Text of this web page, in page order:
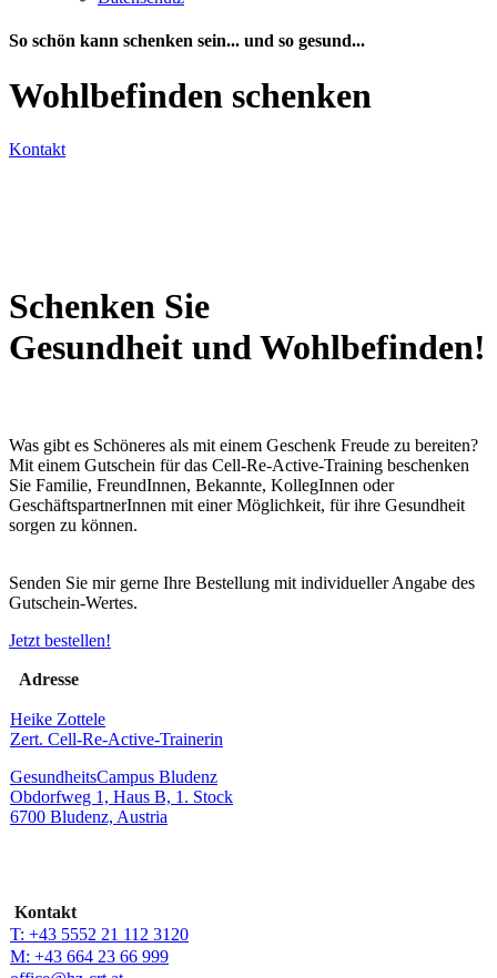
So schön kann schenken sein... und so gesund...
Wohlbefinden schenken
Kontakt
Schenken Sie
Gesundheit und Wohl­befinden!
Was gibt es Schöneres als mit einem Geschenk Freude zu bereiten?
Mit einem Gutschein für das Cell-Re-Active-Training beschenken
Sie Familie, FreundInnen, Bekannte, KollegInnen oder
GeschäftspartnerInnen mit einer Möglichkeit, für ihre Gesundheit
sorgen zu können.
Senden Sie mir gerne Ihre Bestellung mit individueller Angabe des
Gutschein-Wertes.
Jetzt bestellen!
Adresse
Heike Zottele
Zert. Cell-Re-Active-Trainerin
GesundheitsCampus Bludenz
Obdorfweg 1, Haus B, 1. Stock
6700 Bludenz, Austria
Kontakt
T: +43 5552 21 112 3120
M: +43 664 23 66 999